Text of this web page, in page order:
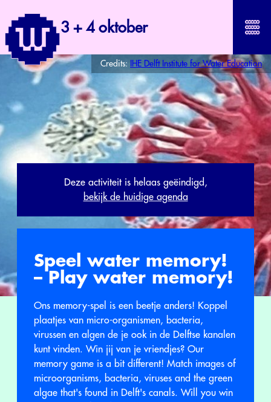
3 + 4 oktober
Credits: IHE Delft Institute for Water Education
Deze activiteit is helaas geëindigd,
bekijk de huidige agenda
Speel water memory!
– Play water memory!
Ons memory-spel is een beetje anders! Koppel
plaatjes van micro-organismen, bacteria,
virussen en algen de je ook in de Delftse kanalen
kunt vinden. Win jij van je vriendjes? Our
memory game is a bit different! Match images of
microorganisms, bacteria, viruses and the green
algae that's found in Delft's canals. Will you win